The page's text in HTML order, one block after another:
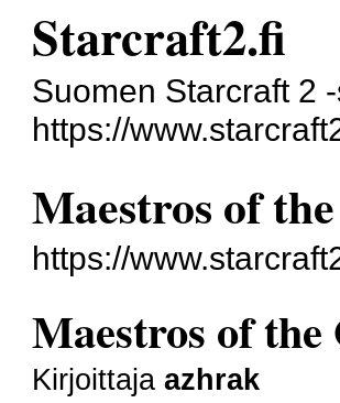
Starcraft2.fi
Suomen Starcraft 2
https://
Maestros of
https://
Maestros of the
Kirjoittajaazhrak